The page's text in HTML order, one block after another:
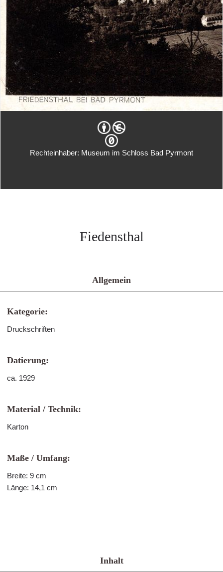
Rechteinhaber: Museum im Schloss Bad Pyrmont
Fiedensthal
Allgemein
Kategorie:
Druckschriften
Datierung:
ca. 1929
Material / Technik:
Karton
Maße / Umfang:
Breite: 9 cm
Länge: 14,1 cm
Inhalt